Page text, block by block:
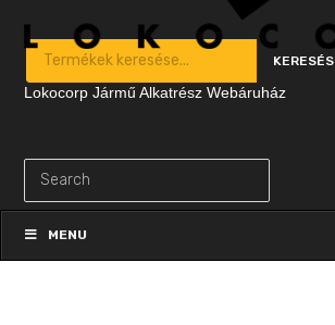
Products search
KERESÉS
to
contentMENU
Lokocorp Jármű Alkatrész Webáruház